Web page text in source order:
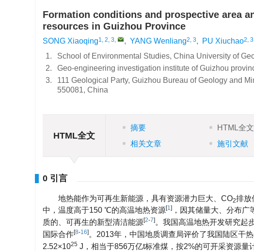
Formation conditions and prospective area
resources in Guizhou Province
SONG Xiaoqing1, 2, 3, , YANG Wenliang2, 3, PU Xiuchao2, 3
1.
School of Environmental Studies, China University of
2.
Geo-engineering investigation institute of Guizhou
3.
111 Geological Party, Guizhou Bureau of Geology and
550081, China
HTML全文
摘要 HTML全文
相关文章
施引文献
0 引言
地热能作为可再生新能源，具有资源潜力巨大、CO2排放
中，温度高于150 ℃的高温地热资源[1] ，因其储量大、分布
质的、可再生的新型清洁能源[2-7] 。我国高温地热开发研究起
国际合作[8-16] 。2013年，中国地质调查局评价了我国陆区干
2.52×1025 J，相当于856万亿t标准煤，按2%的可开采资源